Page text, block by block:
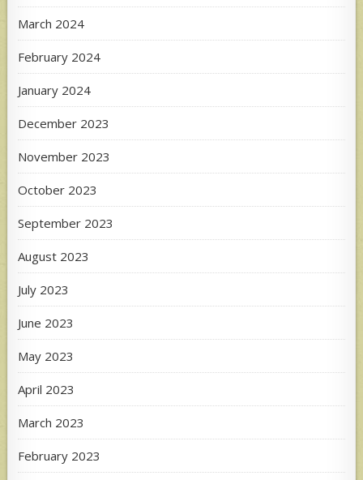
March 2024
February 2024
January 2024
December 2023
November 2023
October 2023
September 2023
August 2023
July 2023
June 2023
May 2023
April 2023
March 2023
February 2023